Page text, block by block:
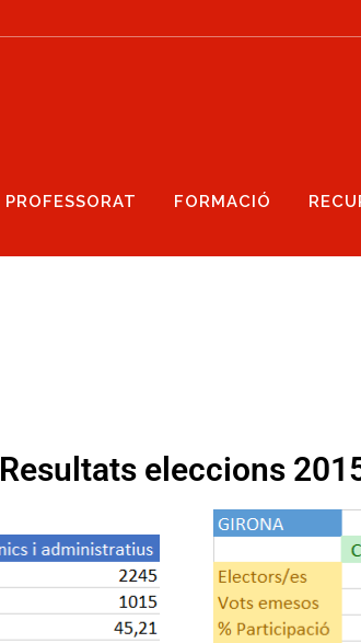
PROFESSORAT FORMACIÓ
Resultats eleccions